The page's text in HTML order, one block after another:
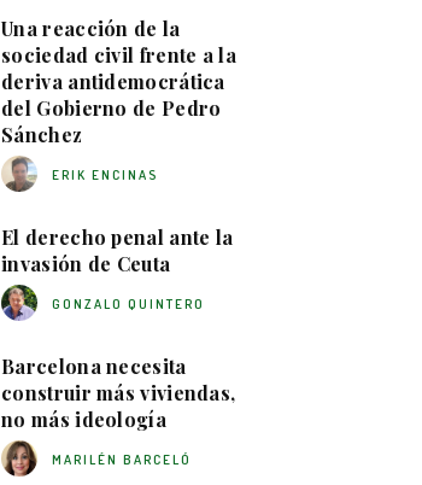
Una reacción de la
sociedad civil frente a la
deriva antidemocrática
del Gobierno de Pedro
Sánchez
ERIK ENCINAS
El derecho penal ante la
invasión de Ceuta
GONZALO QUINTERO
Barcelona necesita
construir más viviendas,
no más ideología
MARILÉN BARCELÓ